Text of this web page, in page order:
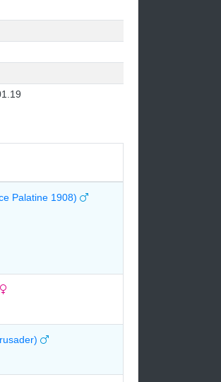
Palatine 1908)